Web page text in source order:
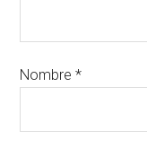
Nombre*